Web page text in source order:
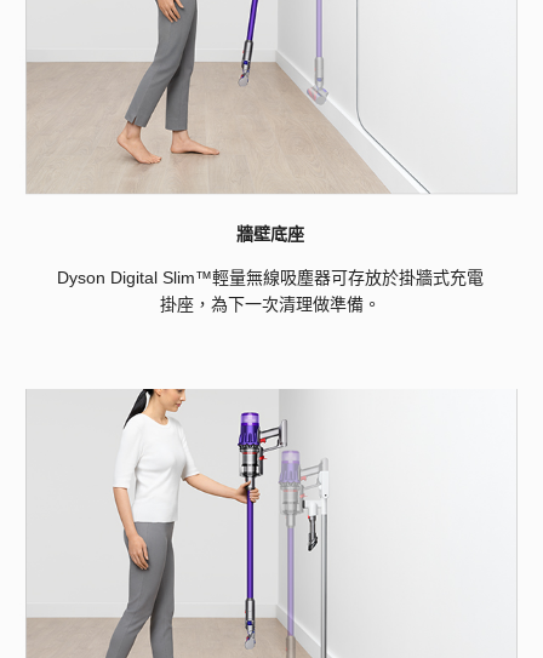
牆壁底座
Dyson Digital Slim™輕量無線吸塵器可存放於掛牆式充電
掛座，為下一次清理做準備。